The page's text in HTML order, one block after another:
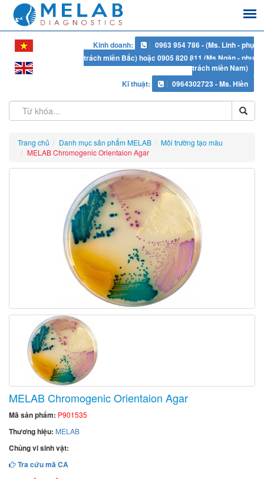
Kinh doanh:
0963 954 786 - (Ms. Linh - phụ
trách miền Bắc) hoặc 0905 820 811 (Ms Ngân - phụ
trách miền Nam)
Kĩ thuật:
0964302723 - Ms. Hiền
Trang chủ Danh mục sản phẩm MELAB
Môi trường tạo màu
MELAB Chromogenic Orientaion Agar
MELAB Chromogenic Orientaion Agar
Mã sản phẩm: P901535
Thương hiệu: MELAB
Chủng vi sinh vật:
Tra cứu mã CA